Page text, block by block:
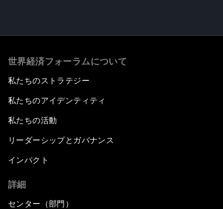
世界経済フォーラムについて
私たちのストラテジー
私たちのアイデンティティ
私たちの活動
リーダーシップとガバナンス
インパクト
詳細
センター（部門）